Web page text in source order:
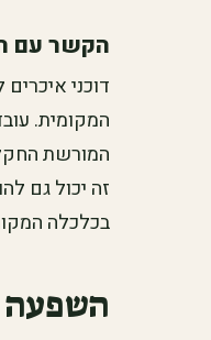
הקשר עם
דוכני
המקומית.
המורשת
זה יכול גם
בכלכלה
השפעה